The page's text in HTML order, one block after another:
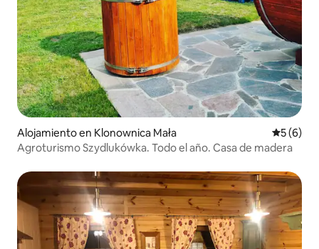
Alojamiento en Klonownica Mała
5 (6)
Agroturismo Szydlukówka. Todo el año. Casa de madera